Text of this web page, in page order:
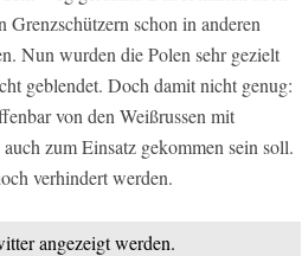
Grenzschützern schon in anderen
Nun wurden die Polen sehr gezielt
geblendet. Doch damit nicht genug:
von den Weißrussen mit
zum Einsatz gekommen sein soll.
verhindert werden.
angezeigt werden.